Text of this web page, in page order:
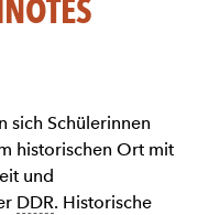
sich Schülerinnen
historischen Ort mit
und
DDR. Historische